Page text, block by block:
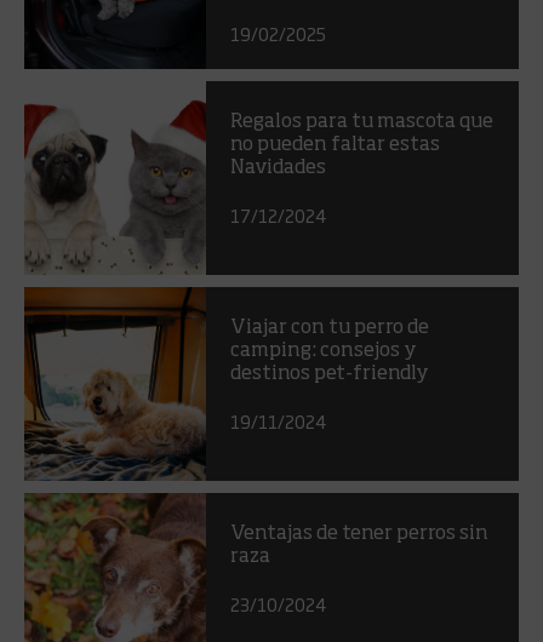
19/02/2025
Regalos para tu mascota que
no pueden faltar estas
Navidades
17/12/2024
Viajar con tu perro de
camping: consejos y
destinos pet-friendly
19/11/2024
Ventajas de tener perros sin
raza
23/10/2024